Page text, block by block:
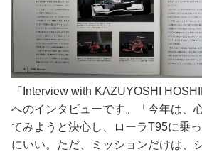
「Interview with KAZUYOSHI
へのインタビューです。「今年は、
てみようと決心し、ローラT95に乗
にいい。ただ、ミッションだけは、